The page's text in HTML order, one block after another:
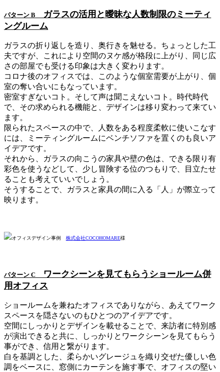
パターン B
ガラスの活用と曖昧な人数制限のミーティ
ングルーム
ガラスの折り返しを造り、奥行きを魅せる。ちょっとした工
夫ですが、これにより空間のヌケ感が格段に上がり、同じ広
さの部屋でも受ける印象は大きく変わります。
コロナ後のオフィスでは、このような個室需要が上がり、個
室の奪い合いにもなっています。
密室すぎないコト。そして声は聞こえないコト。時代時代
で、その求められる機能と、デザインは移り変わって来てい
ます。
限られたスペースの中で、人数をある程度柔軟に使いこなす
には、ミーティングルームにベンチソファを置くのも良いア
イデアです。
それから、ガラスの向こうの家具や壁の色は、できる限り有
彩色を使うなどして、少し冒険する位のつもりで、目立たせ
ることも考えていいでしょう。
そうすることで、ガラスと家具の間に入る「人」が際立って
映ります。
オフィスデザイン事例 株式会社COCOHOMARE様
パターン C
ワークシーンを見てもらうショールーム併
用オフィス
ショールームを兼ねたオフィスでありながら、あえてワーク
スペースを隠さないのもひとつのアイデアです。
空間にしっかりとデザインを載せることで、来訪者に特別感
が演出できると共に、しっかりとワークシーンを見てもらう
事ができ、信用と繋がります。
白を基調とした、柔らかいグレージュを織り交ぜた優しい色
調をベースに、窓側にカーテンを施す事で、オフィスの堅い